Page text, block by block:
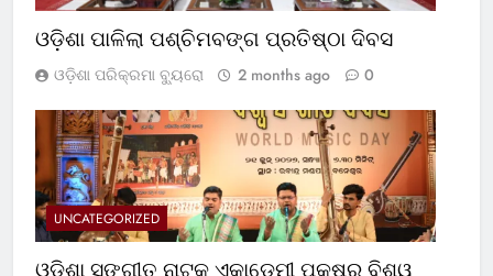
ଓଡ଼ିଶା ପାଳିଲା ପଶ୍ଚିମବଙ୍ଗ ପ୍ରତିଷ୍ଠା ଦିବସ
ଓଡ଼ିଶା ପରିକ୍ରମା ବ୍ୟୁରୋ 2 months ago 0
UNCATEGORIZED
ଓଡ଼ିଶା ସଙ୍ଗୀତ ନାଟକ ଏକାଡେମୀ ପକ୍ଷରୁ ବିଶ୍ୱ